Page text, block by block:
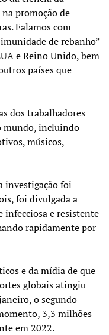
promoção de
Falamos com
de rebanho”
e Reino Unido, bem
países que
dos trabalhadores
mundo, incluindo
músicos,
investigação foi
foi divulgada a
infecciosa e resistente
rapidamente por
e da mídia de que
globais atingiu
o segundo
3,3 milhões
em 2022.